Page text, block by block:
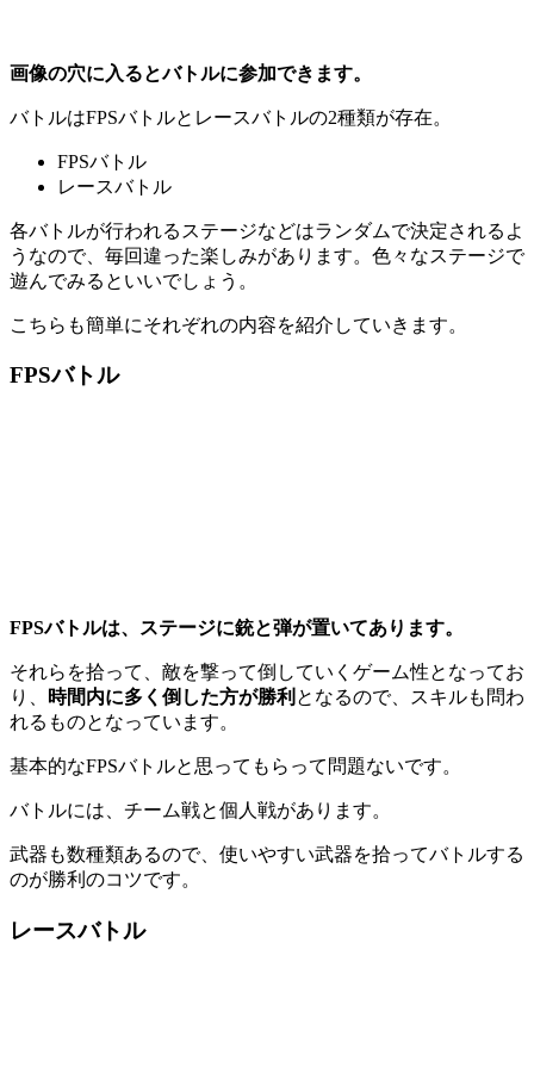
画像の穴に入るとバトルに参加できます。
バトルはFPSバトルとレースバトルの2種類が存在。
FPSバトル
レースバトル
各バトルが行われるステージなどはランダムで決定されるよ
うなので、毎回違った楽しみがあります。色々なステージで
遊んでみるといいでしょう。
こちらも簡単にそれぞれの内容を紹介していきます。
FPSバトル
FPSバトルは、ステージに銃と弾が置いてあります。
それらを拾って、敵を撃って倒していくゲーム性となってお
り、
時間内に多く倒した方が勝利 となるので、スキルも問わ
れるものとなっています。
基本的なFPSバトルと思ってもらって問題ないです。
バトルには、チーム戦と個人戦があります。
武器も数種類あるので、使いやすい武器を拾ってバトルする
のが勝利のコツです。
レースバトル